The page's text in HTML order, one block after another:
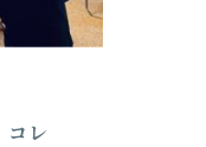
コレ